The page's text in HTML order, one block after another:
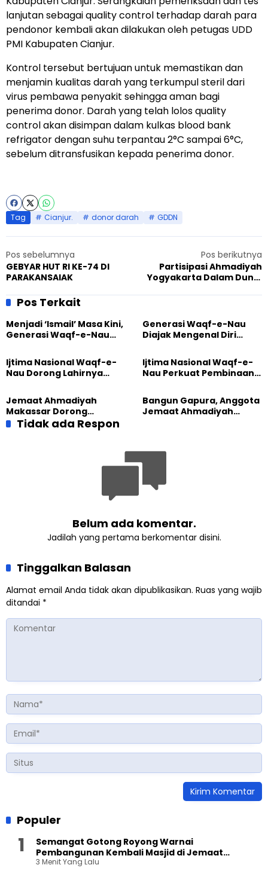
lanjutan sebagai quality control terhadap darah para
pendonor kembali akan dilakukan oleh petugas UDD
PMI Kabupaten Cianjur.
Kontrol tersebut bertujuan untuk memastikan dan
menjamin kualitas darah yang terkumpul steril dari
virus pembawa penyakit sehingga aman bagi
penerima donor. Darah yang telah lolos quality
control akan disimpan dalam kulkas blood bank
refrigator dengan suhu terpantau 2°C sampai 6°C,
sebelum ditransfusikan kepada penerima donor.
Tag Cianjur. donor darah GDDN
Pos sebelumnya
GEBYAR HUT RI KE-74 DI
PARAKANSAlAK
Pos berikutnya
Partisipasi Ahmadiyah
Yogyakarta Dalam Dunia
Pos Terkait
Menjadi ‘Ismail’ Masa Kini,
Generasi Waqf-e-Nau
Pengabdian
Generasi Waqf-e-Nau
Diajak Mengenal Diri
Dunia
Ijtima Nasional Waqf-e-
Nau Dorong Lahirnya
yang Militan
Ijtima Nasional Waqf-e-
Nau Perkuat Pembinaan
Masa Depan
Jemaat Ahmadiyah
Makassar Dorong
Kesadaran Lingkungan
Lewat Edukasi Ekoteologi
Bangun Gapura, Anggota
Jemaat Ahmadiyah
Tidak ada Respon
Belum ada komentar.
Jadilah yang pertama berkomentar disini.
Tinggalkan Balasan
Alamat email Anda tidak akan dipublikasikan. Ruas yang wajib
ditandai *
Populer
Semangat Gotong Royong Warnai
Pembangunan Kembali Masjid di Jemaat
Ahmadiyah Sukapura
3 Menit Yang Lalu